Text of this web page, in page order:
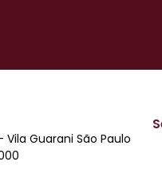
Guarani São Paulo